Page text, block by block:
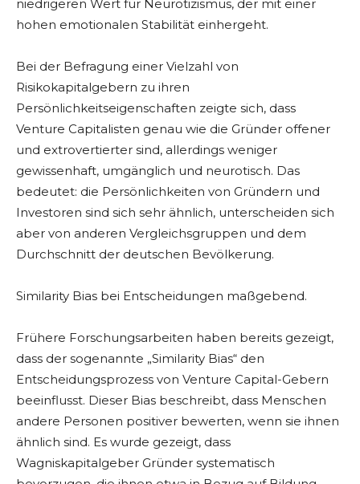
niedrigeren Wert für Neurotizismus, der mit einer
hohen emotionalen Stabilität einhergeht.
Bei der Befragung einer Vielzahl von
Risikokapitalgebern zu ihren
Persönlichkeitseigenschaften zeigte sich, dass
Venture Capitalisten genau wie die Gründer offener
und extrovertierter sind, allerdings weniger
gewissenhaft, umgänglich und neurotisch. Das
bedeutet: die Persönlichkeiten von Gründern und
Investoren sind sich sehr ähnlich, unterscheiden sich
aber von anderen Vergleichsgruppen und dem
Durchschnitt der deutschen Bevölkerung.
Similarity Bias bei Entscheidungen maßgebend.
Frühere Forschungsarbeiten haben bereits gezeigt,
dass der sogenannte „Similarity Bias“ den
Entscheidungsprozess von Venture Capital-Gebern
beeinflusst. Dieser Bias beschreibt, dass Menschen
andere Personen positiver bewerten, wenn sie ihnen
ähnlich sind. Es wurde gezeigt, dass
Wagniskapitalgeber Gründer systematisch